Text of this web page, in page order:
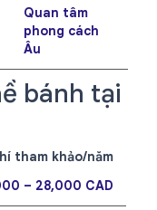
Quan tâm
phong cách
Âu
bánh tại
tham khảo/năm
– 28,000 CAD